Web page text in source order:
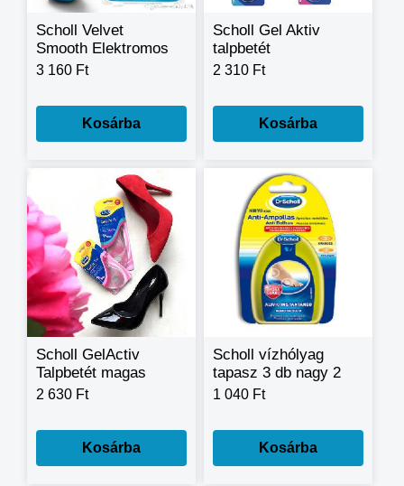
Scholl Velvet
Smooth Elektromos
Taplreszelő
3 160 Ft
Kosárba
Scholl Gel Aktiv
talpbetét
2 310 Ft
Kosárba
Scholl GelActiv
Talpbetét magas
sarkú cipőkhöz
2 630 Ft
Kosárba
Scholl vízhólyag
tapasz 3 db nagy 2
db kicsi
1 040 Ft
Kosárba